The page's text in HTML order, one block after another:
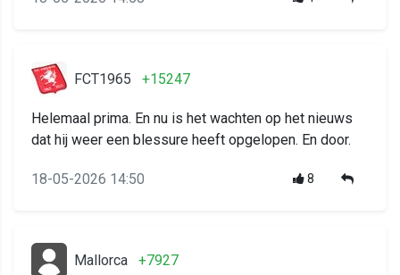
FCT1965 +15247
Helemaal prima. En nu is het wachten op het nieuws
dat hij weer een blessure heeft opgelopen. En door.
18-05-2026 14:50 8
Mallorca +7927